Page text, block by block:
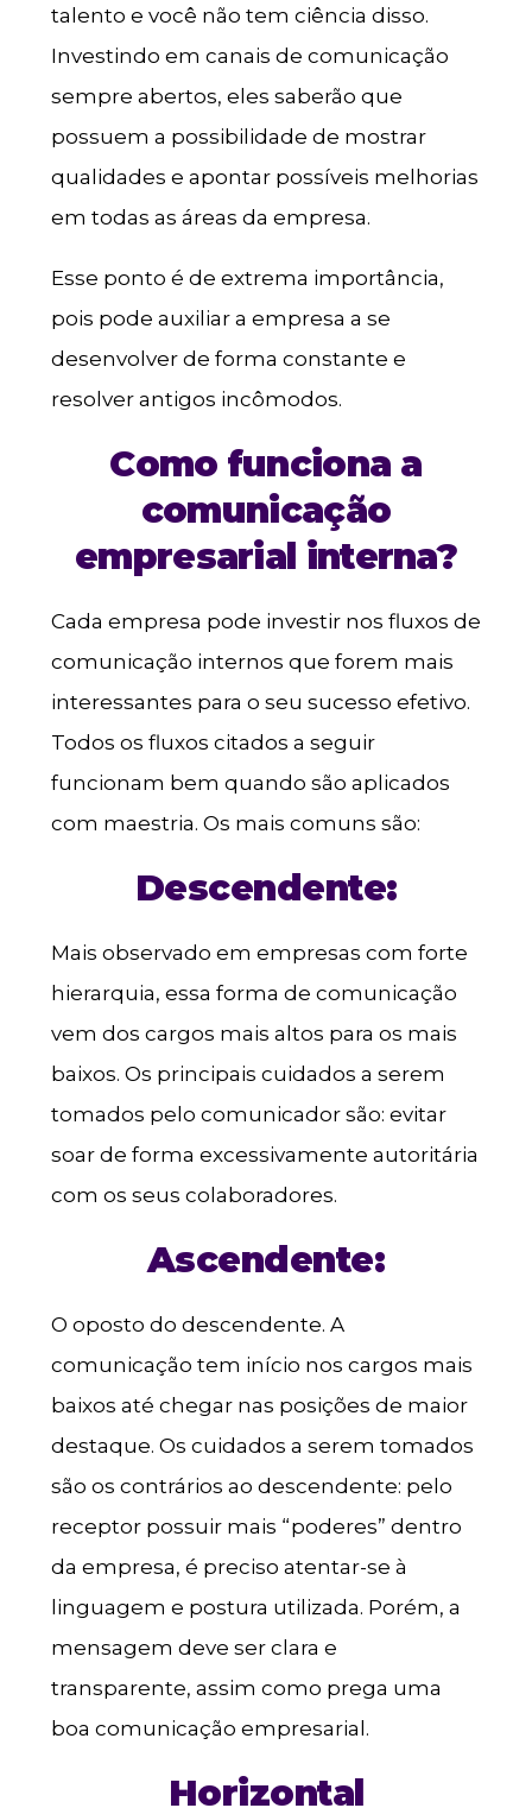
talento e você não tem ciência disso.
Investindo em canais de comunicação
sempre abertos, eles saberão que
possuem a possibilidade de mostrar
qualidades e apontar possíveis melhorias
em todas as áreas da empresa.
Esse ponto é de extrema importância,
pois pode auxiliar a empresa a se
desenvolver de forma constante e
resolver antigos incômodos.
Como funciona a
comunicação
empresarial interna?
Cada empresa pode investir nos fluxos de
comunicação internos que forem mais
interessantes para o seu sucesso efetivo.
Todos os fluxos citados a seguir
funcionam bem quando são aplicados
com maestria. Os mais comuns são:
Descendente:
Mais observado em empresas com forte
hierarquia, essa forma de comunicação
vem dos cargos mais altos para os mais
baixos. Os principais cuidados a serem
tomados pelo comunicador são: evitar
soar de forma excessivamente autoritária
com os seus colaboradores.
Ascendente:
O oposto do descendente. A
comunicação tem início nos cargos mais
baixos até chegar nas posições de maior
destaque. Os cuidados a serem tomados
são os contrários ao descendente: pelo
receptor possuir mais “poderes” dentro
da empresa, é preciso atentar-se à
linguagem e postura utilizada. Porém, a
mensagem deve ser clara e
transparente, assim como prega uma
boa comunicação empresarial.
Horizontal